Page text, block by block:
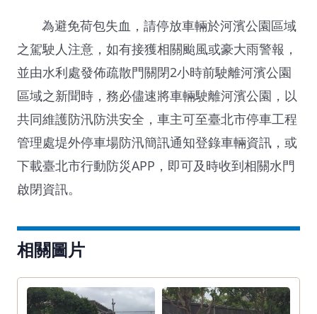
為避免荷包失血，請停放車輛於河濱公園區域
之駕駛人注意，如有接獲相關颱風或豪大雨警報，
並由水利處發佈疏散門關閉2小時前駛離河濱公園
區域之新聞時，務必儘速將車輛駛離河濱公園，以
共同維護防汛防洪安全，車主可至臺北市停車工程
管理處堤外停車場防汛簡訊通知登錄車輛資訊，或
下載臺北市行動防災APP，即可及時收到相關水門
啟閉資訊。
相關圖片